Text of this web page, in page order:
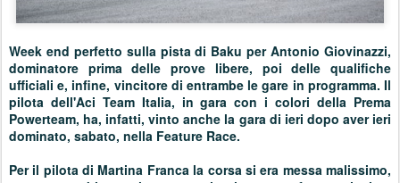
Week end perfetto sulla pista di Baku per Antonio Giovinazzi,
dominatore prima delle prove libere, poi delle qualifiche
ufficiali e, infine, vincitore di entrambe le gare in programma. Il
pilota dell'Aci Team Italia, in gara con i colori della Prema
Powerteam, ha, infatti, vinto anche la gara di ieri dopo aver ieri
dominato, sabato, nella Feature Race.
Per il pilota di Martina Franca la corsa si era messa malissimo,